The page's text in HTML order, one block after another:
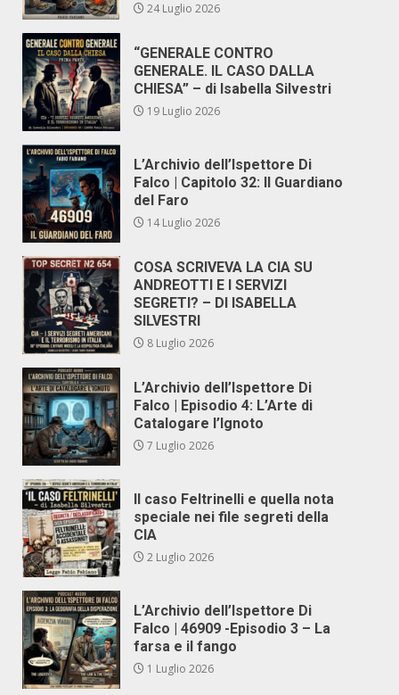
24 Luglio 2026
“GENERALE CONTRO
GENERALE. IL CASO DALLA
CHIESA” – di Isabella Silvestri
19 Luglio 2026
L’Archivio dell’Ispettore Di
Falco | Capitolo 32: Il Guardiano
del Faro
14 Luglio 2026
COSA SCRIVEVA LA CIA SU
ANDREOTTI E I SERVIZI
SEGRETI? – DI ISABELLA
SILVESTRI
8 Luglio 2026
L’Archivio dell’Ispettore Di
Falco | Episodio 4: L’Arte di
Catalogare l’Ignoto
7 Luglio 2026
Il caso Feltrinelli e quella nota
speciale nei file segreti della
CIA
2 Luglio 2026
L’Archivio dell’Ispettore Di
Falco | 46909 -Episodio 3 – La
farsa e il fango
1 Luglio 2026